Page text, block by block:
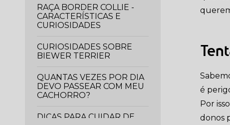
RAÇA BORDER COLLIE -
CARACTERÍSTICAS E
CURIOSIDADES
CURIOSIDADES SOBRE
BIEWER TERRIER
QUANTAS VEZES POR DIA
DEVO PASSEAR COM MEU
CACHORRO?
DICAS PARA CUIDAR DE
é
Por
donos